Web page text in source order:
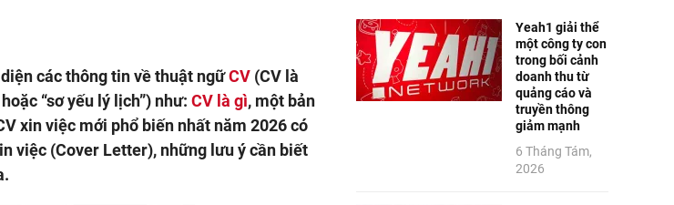
các thông tin về thuật ngữCV (CV là
“sơ yếu lý lịch”) như: CV là gì, một bản
xin việc mới phổ biến nhất năm 2026 có
việc (Cover Letter), những lưu ý cần biết
Yeah1 giải thể
một công ty con
trong bối cảnh
doanh thu từ
quảng cáo và
truyền thông
giảm mạnh
6 Tháng Tám,
2026